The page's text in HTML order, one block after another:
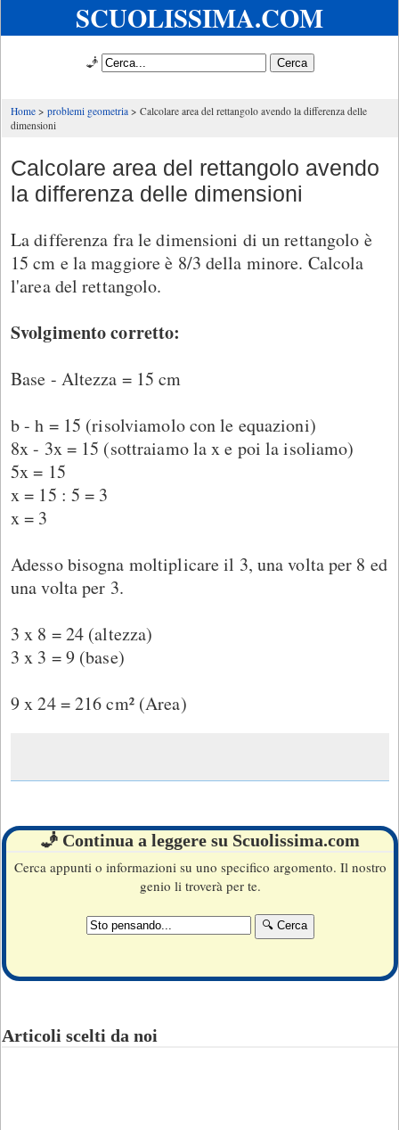
SCUOLISSIMA.COM
🧞
Home problemi geometria
Calcolare area del rettangolo avendo la differenza delle
dimensioni
Calcolare area del rettangolo avendo
la differenza delle dimensioni
La differenza fra le dimensioni di un rettangolo è
15 cm e la maggiore è 8/3 della minore. Calcola
l'area del rettangolo.
Svolgimento corretto:
Base - Altezza = 15 cm
b - h = 15 (risolviamolo con le equazioni)
8x - 3x = 15 (sottraiamo la x e poi la isoliamo)
5x = 15
x = 15 : 5 = 3
x = 3
Adesso bisogna moltiplicare il 3, una volta per 8 ed
una volta per 3.
3 x 8 = 24 (altezza)
3 x 3 = 9 (base)
9 x 24 =216 cm² (Area)
🧞 Continua a leggere su Scuolissima.com
Cerca appunti o informazioni su uno specifico argomento. Il nostro
genio li troverà per te.
Articoli scelti da noi